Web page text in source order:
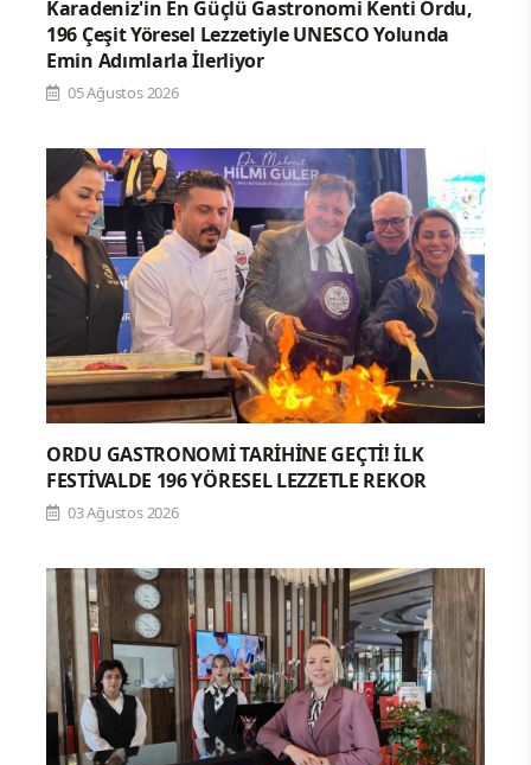
Karadeniz'in En Güçlü Gastronomi Kenti Ordu,
196 Çeşit Yöresel Lezzetiyle UNESCO Yolunda
Emin Adımlarla İlerliyor
05 Ağustos 2026
ORDU GASTRONOMİ TARİHİNE GEÇTİ! İLK
FESTİVALDE 196 YÖRESEL LEZZETLE REKOR
03 Ağustos 2026